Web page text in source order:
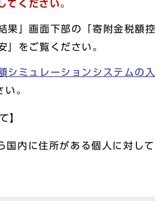
ください。
果」画面下部の「寄附金税
」をご覧ください。
額シミュレーションシステムの
い。
】
内に住所がある個人に対し